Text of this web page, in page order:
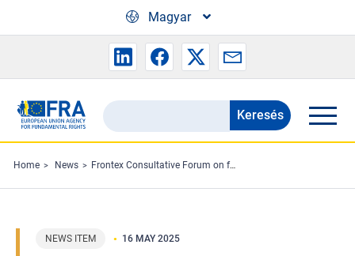
Magyar
Search
the
FRA
website
Keresés
Home News Frontex Consultative Forum on fundamental rights
NEWS ITEM 16 MAY 2025